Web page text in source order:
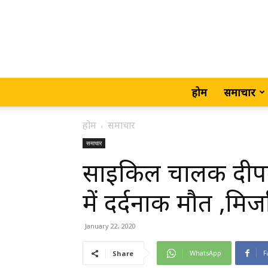
होम समाचार
होम समाचार
समाचार
साइकिल चालक
में दर्दनाक मौत
January 22, 2020
Share WhatsApp